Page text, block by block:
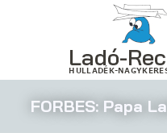
FORBES: Papa